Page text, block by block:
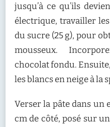
jusqu’à ce qu’ils
électrique, travailler
du sucre (25 g), pour
mousseux.
chocolat fondu.
les blancs en neige à la
Verser la pâte dans un
cm de côté, posé sur